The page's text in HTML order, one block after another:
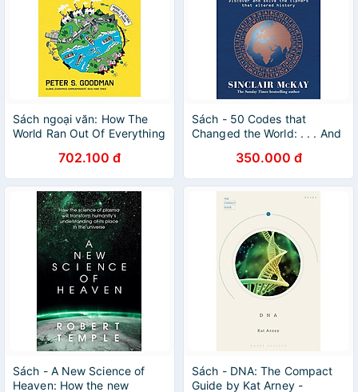
Sách ngoại văn: How The
World Ran Out Of Everything
702.100 đ
Sách - 50 Codes that
Changed the World: . . . And
by Sinclair McKay
350.000 đ
Sách - A New Science of
Heaven: How the new
Sách - DNA: The Compact
Guide by Kat Arney -